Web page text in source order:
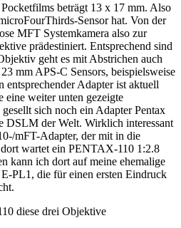
beträgt 13 x 17 mm. Also
Sensor hat. Von der
MFT Systemkamera also zur
prädestiniert. Entsprechend sind
geht es mit Abstrichen auch
mm APS-C Sensors, beispielsweise
Adapter ist aktuell
eine weiter unten gezeigte
sich noch ein Adapter Pentax
DSLM der Welt. Wirklich interessant
mFT-Adapter, der mit in die
wartet ein PENTAX-110 1:2.8
kann ich dort auf meine ehemalige
PL1, die für einen ersten Eindruck
diese drei Objektive